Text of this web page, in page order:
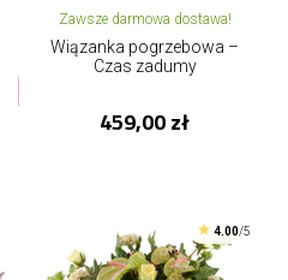
Zawsze darmowa dostawa!
Wiązanka pogrzebowa –
Czas zadumy
459,00 zł
4.00/5